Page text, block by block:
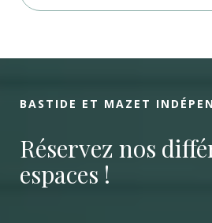
BASTIDE ET MAZET
Réservez nos
espaces !